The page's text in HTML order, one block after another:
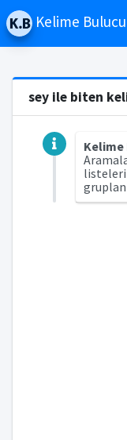
Kelime Bulucu
sey ile biten
Kelime